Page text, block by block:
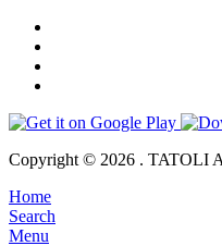
Copyright © 2026 . TATOLI
Home
Search
Menu